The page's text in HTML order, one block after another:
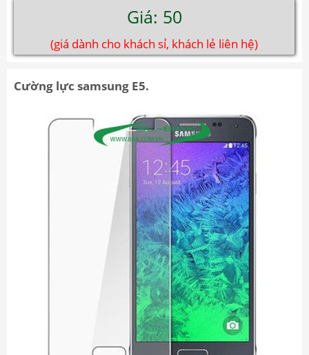
Giá: 50
(giá dành cho khách sỉ, khách lẻ liên hệ)
Cường lực samsung E5.